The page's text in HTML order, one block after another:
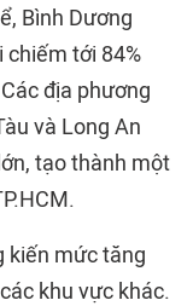
Bình Dương
chiếm tới 84%
địa phương
và Long An
tạo thành một
kiến mức tăng
khu vực khác.